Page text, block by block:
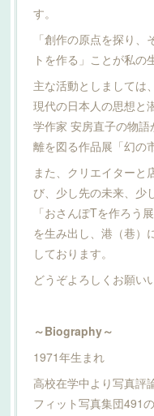
す。
「創作の原点を探り
トを作る」ことが私の
主な活動としましては
現代の日本人の思想と
学作家 安房直子の物
離を図る作品展「幻の
また、クリエイターと
び、少し先の未来、少
「おさんぽTを作ろう
を生み出し、港（巷）
しております。
どうぞよろしくお願い
～Biography～
1971年生まれ
高校在学中より写真評
フィット写真集団491